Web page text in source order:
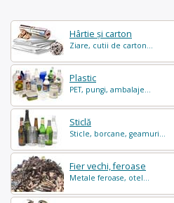
Hârtie și carton
Ziare, cutii de carton...
Plastic
PET, pungi, ambalaje...
Sticlă
Sticle, borcane, geamuri...
Fier vechi, feroase
Metale feroase, otel...